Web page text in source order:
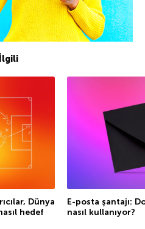
İlgili
Dünya
hedef
E-posta şantajı:
nasıl kullanıyor?